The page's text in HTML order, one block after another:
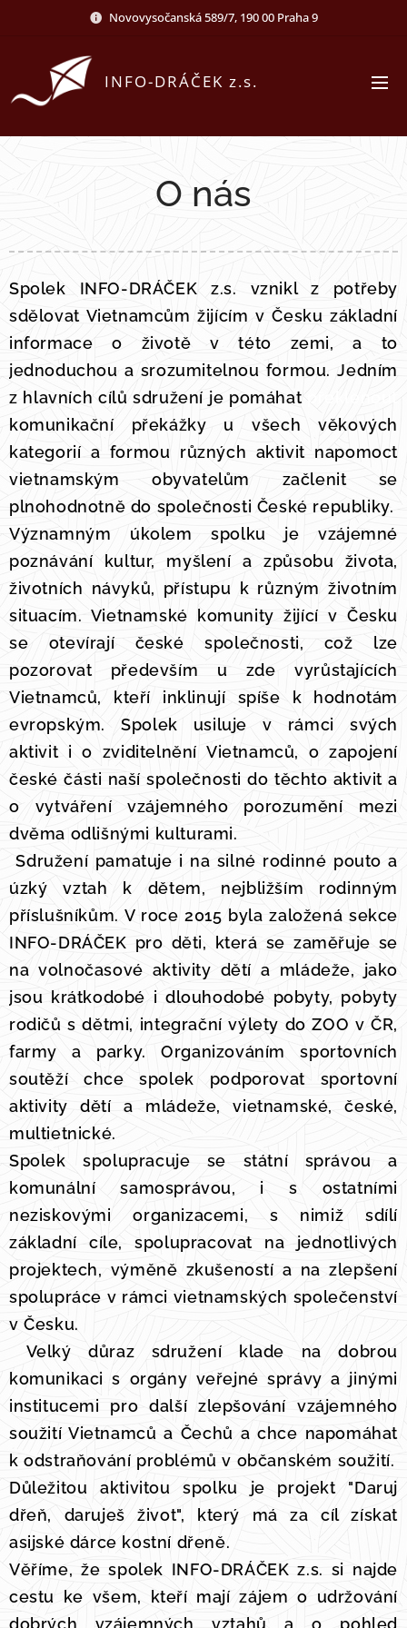
Novovysočanská 589/7, 190 00 Praha 9
INFO-DRÁČEK z.s.
O nás
Spolek INFO-DRÁČEK z.s. vznikl z potřeby
sdělovat Vietnamcům žijícím v Česku základní
informace o životě v této zemi, a to
jednoduchou a srozumitelnou formou. Jedním
z hlavních cílů sdružení je pomáhat
komunikační překážky u všech věkových
kategorií a formou různých aktivit napomoct
vietnamským obyvatelům začlenit se
plnohodnotně do společnosti České republiky.
Významným úkolem spolku je vzájemné
poznávání kultur, myšlení a způsobu života,
životních návyků, přístupu k různým životním
situacím. Vietnamské komunity žijící v Česku
se otevírají české společnosti, což lze
pozorovat především u zde vyrůstajících
Vietnamců, kteří inklinují spíše k hodnotám
evropským. Spolek usiluje v rámci svých
aktivit i o zviditelnění Vietnamců, o zapojení
české části naší společnosti do těchto aktivit a
o vytváření vzájemného porozumění mezi
dvěma odlišnými kulturami.
Sdružení pamatuje i na silné rodinné pouto a
úzký vztah k dětem, nejbližším rodinným
příslušníkům. V roce 2015 byla založená sekce
INFO-DRÁČEK pro děti, která se zaměřuje se
na volnočasové aktivity dětí a mládeže, jako
jsou krátkodobé i dlouhodobé pobyty, pobyty
rodičů s dětmi, integrační výlety do ZOO v ČR,
farmy a parky. Organizováním sportovních
soutěží chce spolek podporovat sportovní
aktivity dětí a mládeže, vietnamské, české,
multietnické.
Spolek spolupracuje se státní správou a
komunální samosprávou, i s ostatními
neziskovými organizacemi, s nimiž sdílí
základní cíle, spolupracovat na jednotlivých
projektech, výměně zkušeností a na zlepšení
spolupráce v rámci vietnamských společenství
v Česku.
Velký důraz sdružení klade na dobrou
komunikaci s orgány veřejné správy a jinými
institucemi pro další zlepšování vzájemného
soužití Vietnamců a Čechů a chce napomáhat
k odstraňování problémů v občanském soužití.
Důležitou aktivitou spolku je projekt "Daruj
dřeň, daruješ život", který má za cíl získat
asijské dárce kostní dřeně.
Věříme, že spolek INFO-DRÁČEK z.s. si najde
cestu ke všem, kteří mají zájem o udržování
dobrých vzájemných vztahů a o pohled